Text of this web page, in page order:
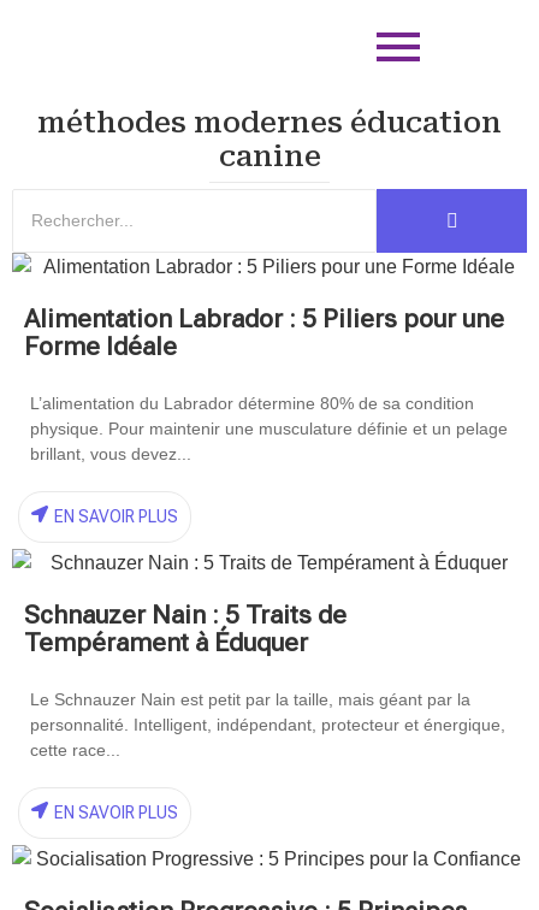
méthodes modernes éducation
canine
Alimentation Labrador : 5 Piliers pour une
Forme Idéale
L’alimentation du Labrador détermine 80% de sa condition
physique. Pour maintenir une musculature définie et un pelage
brillant, vous devez...
EN SAVOIR PLUS
Schnauzer Nain : 5 Traits de
Tempérament à Éduquer
Le Schnauzer Nain est petit par la taille, mais géant par la
personnalité. Intelligent, indépendant, protecteur et énergique,
cette race...
EN SAVOIR PLUS